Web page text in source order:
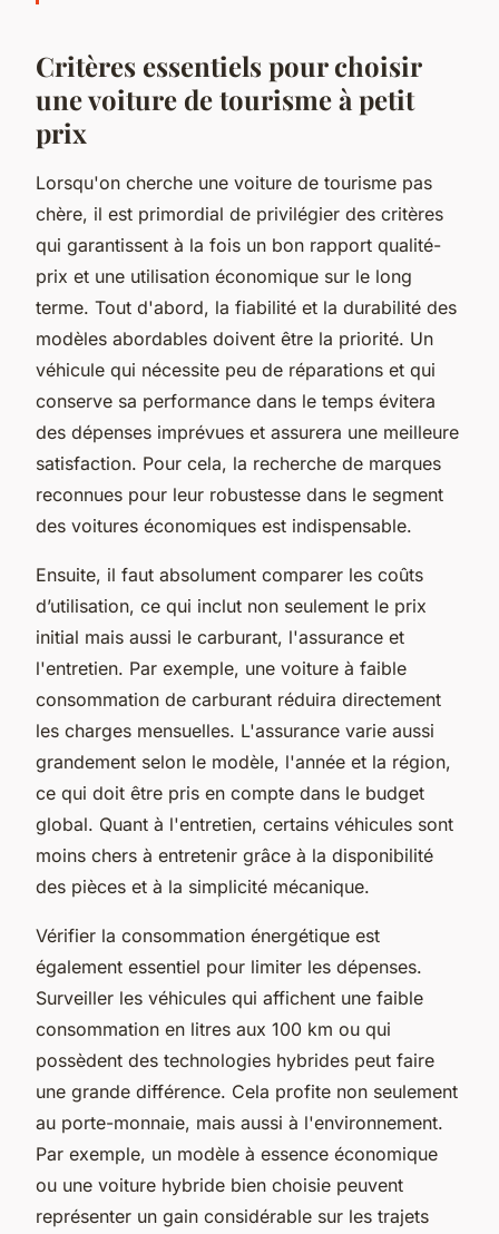
Critères essentiels pour choisir
une voiture de tourisme à petit
prix
Lorsqu'on cherche une voiture de tourisme pas
chère, il est primordial de privilégier des critères
qui garantissent à la fois un bon rapport qualité-
prix et une utilisation économique sur le long
terme. Tout d'abord, la fiabilité et la durabilité des
modèles abordables doivent être la priorité. Un
véhicule qui nécessite peu de réparations et qui
conserve sa performance dans le temps évitera
des dépenses imprévues et assurera une meilleure
satisfaction. Pour cela, la recherche de marques
reconnues pour leur robustesse dans le segment
des voitures économiques est indispensable.
Ensuite, il faut absolument comparer les coûts
d’utilisation, ce qui inclut non seulement le prix
initial mais aussi le carburant, l'assurance et
l'entretien. Par exemple, une voiture à faible
consommation de carburant réduira directement
les charges mensuelles. L'assurance varie aussi
grandement selon le modèle, l'année et la région,
ce qui doit être pris en compte dans le budget
global. Quant à l'entretien, certains véhicules sont
moins chers à entretenir grâce à la disponibilité
des pièces et à la simplicité mécanique.
Vérifier la consommation énergétique est
également essentiel pour limiter les dépenses.
Surveiller les véhicules qui affichent une faible
consommation en litres aux 100 km ou qui
possèdent des technologies hybrides peut faire
une grande différence. Cela profite non seulement
au porte-monnaie, mais aussi à l'environnement.
Par exemple, un modèle à essence économique
ou une voiture hybride bien choisie peuvent
représenter un gain considérable sur les trajets